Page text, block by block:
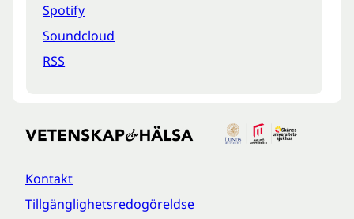
Spotify
Soundcloud
RSS
Kontakt
Tillgänglighetsredogöreldse